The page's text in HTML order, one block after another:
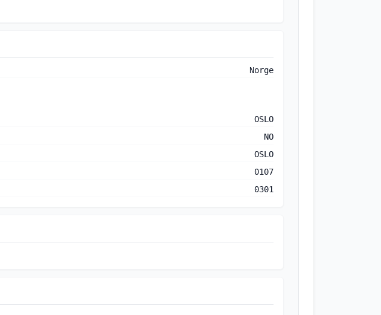
Norge
OSLO
NO
OSLO
0107
0301